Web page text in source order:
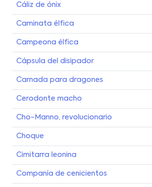
Cáliz de ónix
Caminata élfica
Campeona élfica
Cápsula del disipador
Carnada para dragones
Cerodonte macho
Cho-Manno, revolucionario
Choque
Cimitarra leonina
Companía de cenicientos